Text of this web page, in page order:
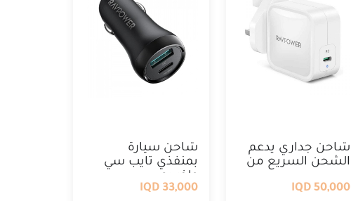
شاحن جداري يدعم
الشحن السريع من
50,000 IQD
شاحن سيارة
بمنفذي تايب سي
واخر يو ...
33,000 IQD